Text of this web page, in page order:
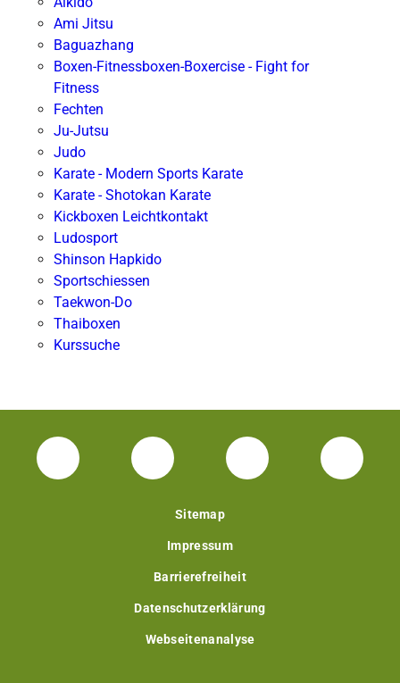
Ami Jitsu
Baguazhang
Boxen-Fitnessboxen-Boxercise - Fight for
Fitness
Fechten
Ju-Jutsu
Judo
Karate - Modern Sports Karate
Karate - Shotokan Karate
Kickboxen Leichtkontakt
Ludosport
Shinson Hapkido
Sportschiessen
Taekwon-Do
Thaiboxen
Kurssuche
Facebook Unisport-Zentrum
Instagram Unisport-Zentrum
Youtube TU
Sitemap
Impressum
Barrierefreiheit
Datenschutzerklärung
Webseitenanalyse